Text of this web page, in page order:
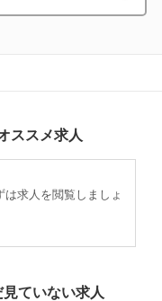
ススメ求人
求人を閲覧しましょ
ていない求人